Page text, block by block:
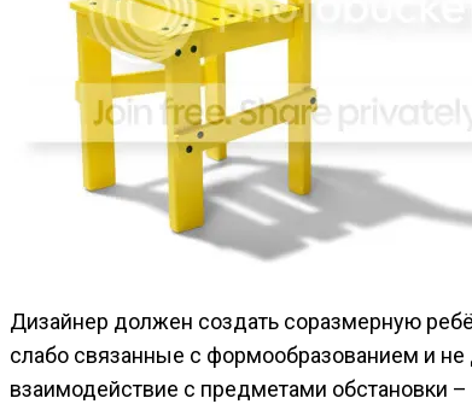
Дизайнер должен создать соразмерную
слабо связанные с формообразованием и
взаимодействие с предметами обстановки